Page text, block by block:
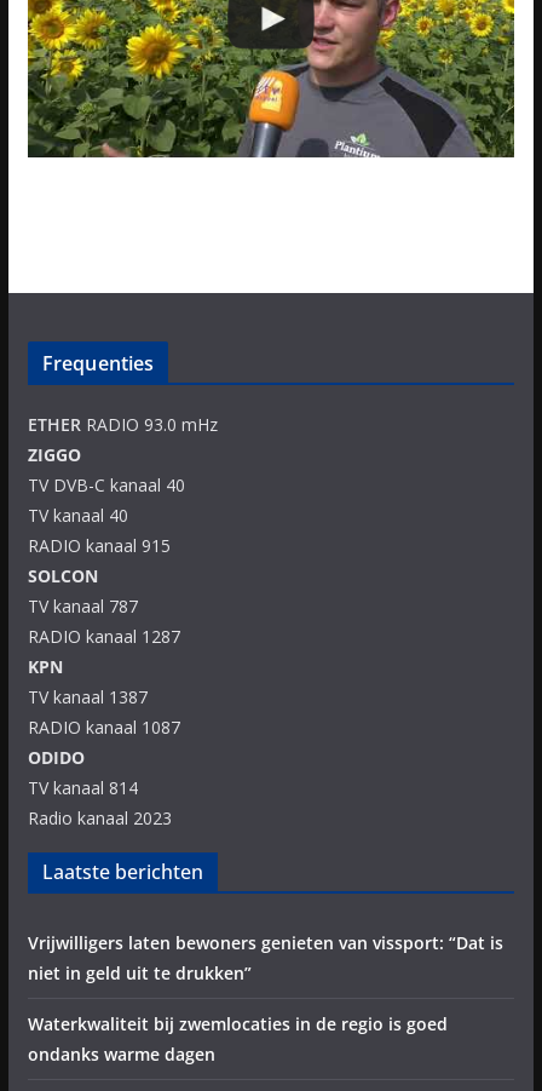
Frequenties
ETHERRADIO 93.0 mHz
ZIGGO
TV DVB-C kanaal 40
TV kanaal 40
RADIO kanaal 915
SOLCON
TV kanaal 787
RADIO kanaal 1287
KPN
TV kanaal 1387
RADIO kanaal 1087
ODIDO
TV kanaal 814
Radio kanaal 2023
Laatste berichten
Vrijwilligers laten bewoners genieten van vissport: “Dat is
niet in geld uit te drukken”
Waterkwaliteit bij zwemlocaties in de regio is goed
ondanks warme dagen